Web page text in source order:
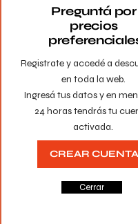
Guarda mi nombre, correo
la próxima vez que comente.
Registrate y accedé a
en toda la web.
Ingresá tus datos y en
24 horas tendrás tu
activada.
Preguntá por
precios
CREAR CUENTA
Cerrar